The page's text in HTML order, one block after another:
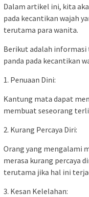
Dalam artikel ini, kita
pada kecantikan wajah
terutama para wanita.
Berikut adalah
panda pada kecantikan
1. Penuaan Dini:
Kantung mata dapat
membuat seseorang
2. Kurang Percaya Diri:
Orang yang mengalami
merasa kurang percaya
terutama jika hal ini
3. Kesan Kelelahan: